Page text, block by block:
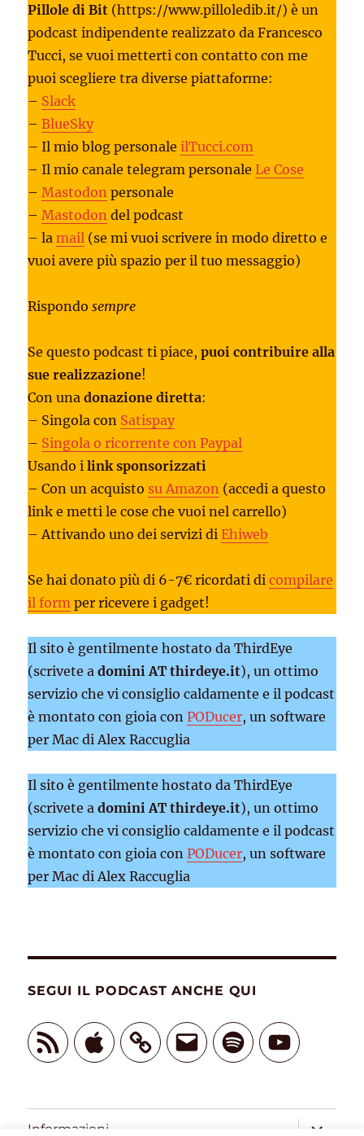
Pillole di Bit (https://www.pilloledib.it/) è un
podcast indipendente realizzato da Francesco
Tucci, se vuoi metterti con contatto con me
puoi scegliere tra diverse piattaforme:
– Slack
–BlueSky
– Il mio blog personaleilTucci.com
– Il mio canale telegram personaleLe Cose
–Mastodon personale
–Mastodon del podcast
– lamail (se mi vuoi scrivere in modo diretto e
vuoi avere più spazio per il tuo messaggio)
Rispondosempre
Se questo podcast ti piace,puoi contribuire alla
sue realizzazione!
Con unadonazione diretta:
– Singola con Satispay
– Singola o ricorrente con Paypal
Usando ilink sponsorizzati
– Con un acquisto su Amazon (accedi a questo
link e metti le cose che vuoi nel carrello)
– Attivando uno dei servizi diEhiweb
Se hai donato più di 6-7€ ricordati dicompilare
il form per ricevere i gadget!
Il sito è gentilmente hostato da ThirdEye
(scrivete adomini AT thirdeye.it), un ottimo
servizio che vi consiglio caldamente e il podcast
è montato con gioia conPODucer, un software
per Mac di Alex Raccuglia
Il sito è gentilmente hostato da ThirdEye
(scrivete adomini AT thirdeye.it), un ottimo
servizio che vi consiglio caldamente e il podcast
è montato con gioia conPODucer, un software
per Mac di Alex Raccuglia
SEGUI IL PODCAST ANCHE QUI
Feed
RSS
Apple Email Spotify YouTube
Informazioni
apri